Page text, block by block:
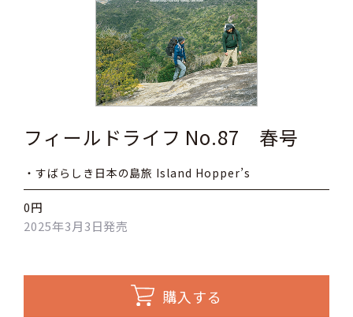
フィールドライフ No.87 春号
・すばらしき日本の島旅 Island Hopper’s
0円
2025年3月3日発売
購入する